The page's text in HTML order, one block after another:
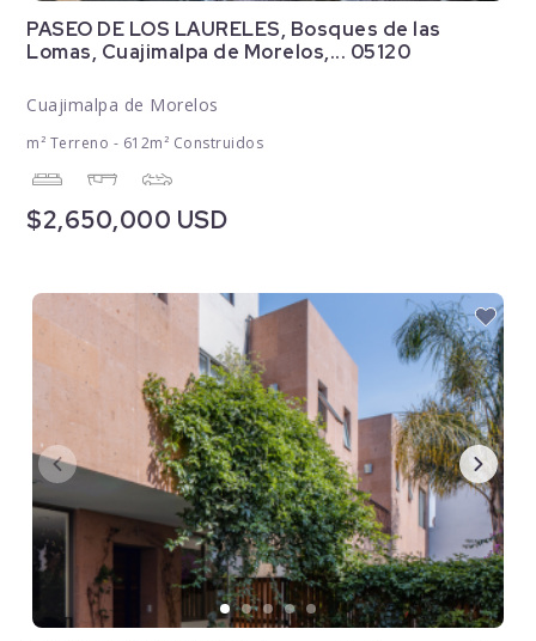
PASEO DE LOS LAURELES, Bosques de las
Lomas, Cuajimalpa de Morelos,... 05120
Cuajimalpa de Morelos
m² Terreno - 612m² Construidos
$2,650,000 USD